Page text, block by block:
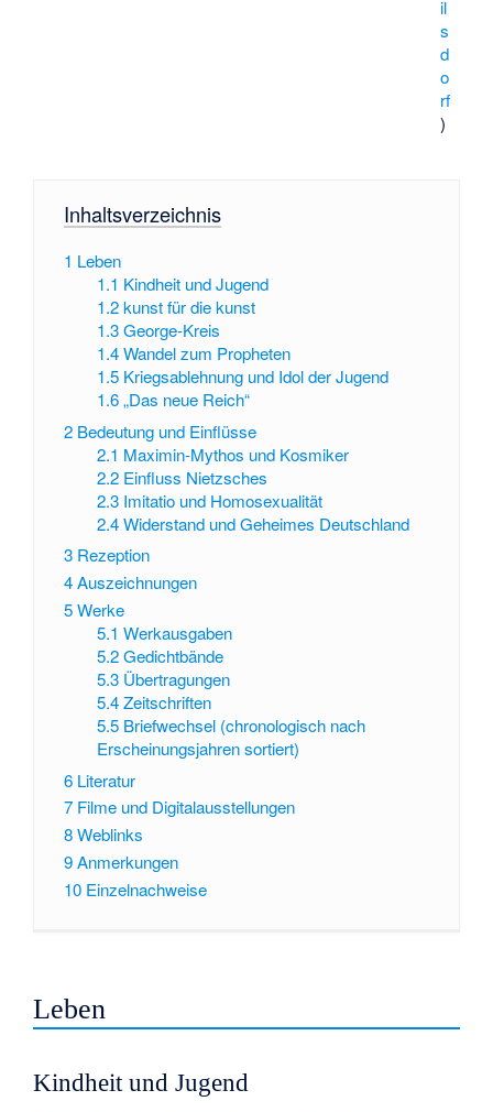
il
s
d
o
rf
)
Inhaltsverzeichnis
1 Leben
1.1 Kindheit und Jugend
1.2 kunst für die kunst
1.3 George-Kreis
1.4 Wandel zum Propheten
1.5 Kriegsablehnung und Idol der Jugend
1.6 „Das neue Reich“
2 Bedeutung und Einflüsse
2.1 Maximin-Mythos und Kosmiker
2.2 Einfluss Nietzsches
2.3 Imitatio und Homosexualität
2.4 Widerstand und Geheimes Deutschland
3 Rezeption
4Auszeichnungen
5Werke
5.1 Werkausgaben
5.2 Gedichtbände
5.3 Übertragungen
5.4 Zeitschriften
5.5 Briefwechsel (chronologisch nach
Erscheinungsjahren sortiert)
6 Literatur
7 Filme und Digitalausstellungen
8Weblinks
9Anmerkungen
10 Einzelnachweise
Leben
Kindheit und Jugend